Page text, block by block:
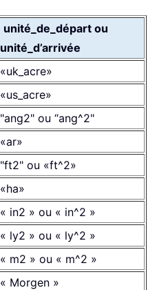
unité_de_départ ou
unité_d’arrivée
«uk_acre»
«us_acre»
"ang2" ou “ang^2"
«ar»
"ft2" ou «ft^2»
«ha»
« in2 » ou « in^2 »
« ly2 » ou « ly^2 »
« m2 » ou « m^2 »
« Morgen »